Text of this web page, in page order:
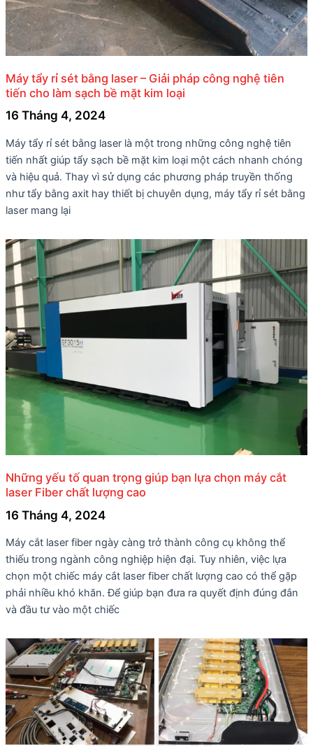
Máy tẩy rỉ sét bằng laser – Giải pháp công nghệ tiên
tiến cho làm sạch bề mặt kim loại
16 Tháng 4, 2024
Máy tẩy rỉ sét bằng laser là một trong những công nghệ tiên
tiến nhất giúp tẩy sạch bề mặt kim loại một cách nhanh chóng
và hiệu quả. Thay vì sử dụng các phương pháp truyền thống
như tẩy bằng axit hay thiết bị chuyên dụng, máy tẩy rỉ sét bằng
laser mang lại
Những yếu tố quan trọng giúp bạn lựa chọn máy cắt
laser Fiber chất lượng cao
16 Tháng 4, 2024
Máy cắt laser fiber ngày càng trở thành công cụ không thể
thiếu trong ngành công nghiệp hiện đại. Tuy nhiên, việc lựa
chọn một chiếc máy cắt laser fiber chất lượng cao có thể gặp
phải nhiều khó khăn. Để giúp bạn đưa ra quyết định đúng đắn
và đầu tư vào một chiếc